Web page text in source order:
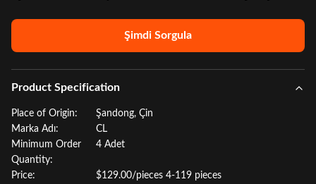
Şimdi Sorgula
Product Specification
Place of Origin:
Şandong, Çin
Marka Adı:
CL
Minimum Order
Quantity:
4 Adet
Price:
$129.00/pieces 4-119 pieces